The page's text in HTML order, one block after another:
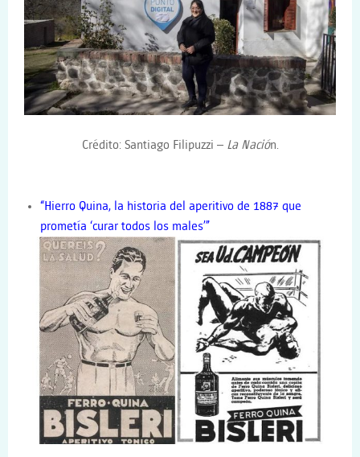
Crédito: Santiago Filipuzzi – La Nación.
“Hierro Quina, la historia del aperitivo de 1887 que
prometía ‘curar todos los males’”